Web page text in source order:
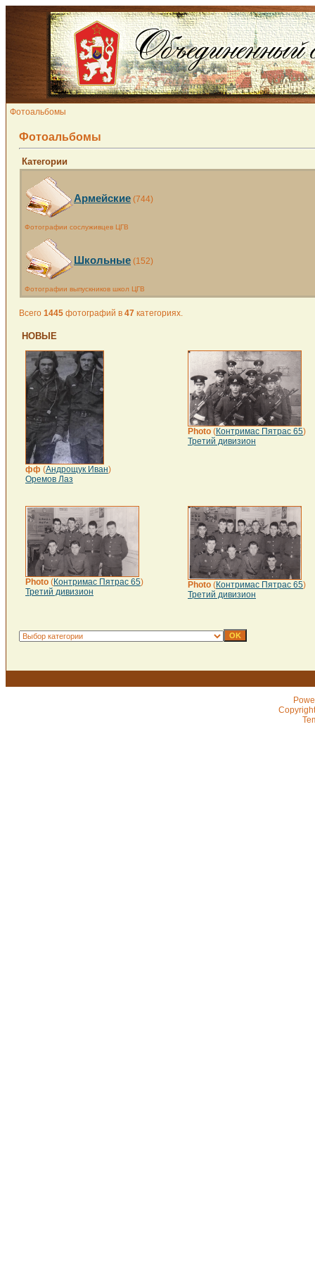
Фотоальбомы
Фотоальбомы
Категории
Армейские (744)
Фотографии сослуживцев ЦГВ
Школьные (152)
Фотографии выпускников школ ЦГВ
Всего 1445 фотографий в 47 категориях.
НОВЫЕ
фф (Андрощук Иван)
Оремов Лаз
Photo (Контримас Пятрас 65)
Третий дивизион
Photo (Контримас Пятрас 65)
Третий дивизион
Photo (Контримас Пятрас 65)
Третий дивизион